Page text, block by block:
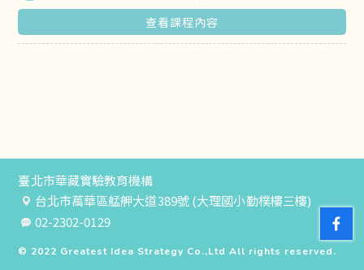
查看課程內容
臺北市華藏實驗教育機構
台北市萬華區艋舺大道389號 (大理國小勤樸樓三樓)
02-2302-0129
© 2022 Greatest Idea Strategy Co.,Ltd All rights reserved.